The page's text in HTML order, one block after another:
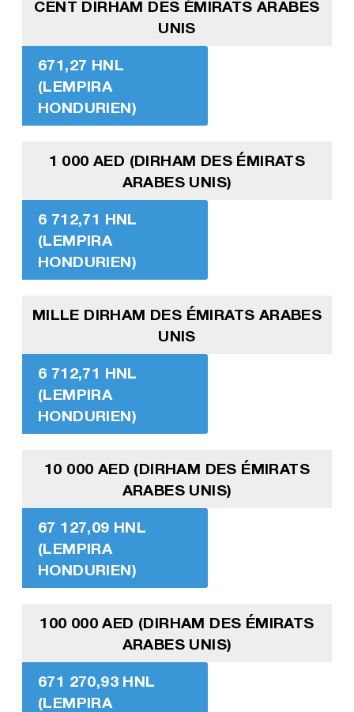
CENT DIRHAM DES ÉMIRATS ARABES
UNIS
671,27 HNL
(LEMPIRA
HONDURIEN)
1 000 AED (DIRHAM DES ÉMIRATS
ARABES UNIS)
6 712,71 HNL
(LEMPIRA
HONDURIEN)
MILLE DIRHAM DES ÉMIRATS ARABES
UNIS
6 712,71 HNL
(LEMPIRA
HONDURIEN)
10 000 AED (DIRHAM DES ÉMIRATS
ARABES UNIS)
67 127,09 HNL
(LEMPIRA
HONDURIEN)
100 000 AED (DIRHAM DES ÉMIRATS
ARABES UNIS)
671 270,93 HNL
(LEMPIRA